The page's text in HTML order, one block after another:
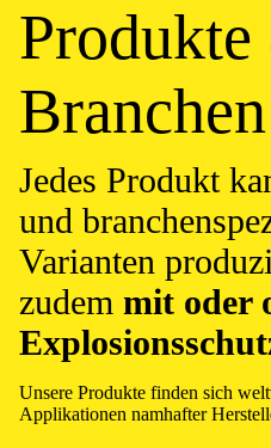
Branchen
Jedes Produkt
und
Varianten
zudem mit oder
Unsere Produkte finden sich
Applikationen namhafter